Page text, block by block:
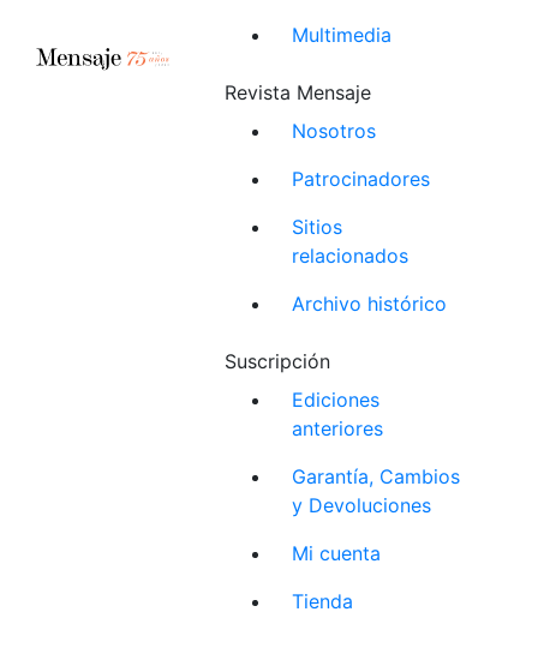
Multimedia
Revista Mensaje
Nosotros
Patrocinadores
Sitios
relacionados
Archivo histórico
Suscripción
Ediciones
anteriores
Garantía, Cambios
y Devoluciones
Mi cuenta
Tienda